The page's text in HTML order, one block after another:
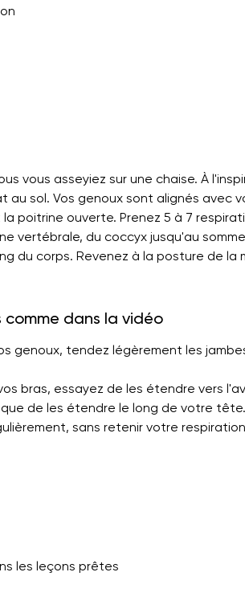
vous asseyiez sur une chaise. À
au sol. Vos genoux sont alignés avec
poitrine ouverte. Prenez 5 à 7
vertébrale, du coccyx jusqu'au
du corps. Revenez à la posture de la
comme dans la vidéo
genoux, tendez légèrement les
bras, essayez de les étendre vers
de les étendre le long de votre tête.
sans retenir votre
les leçons prêtes